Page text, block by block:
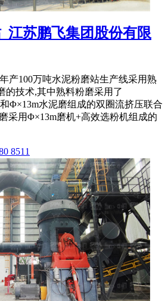
江苏鹏飞集团股份有限
产100万吨水泥粉磨站生产线采用熟
的技术,其中熟料粉磨采用了
Φ×13m水泥磨组成的双圈流挤压联合
采用Φ×13m磨机+高效选粉机组成的
8511